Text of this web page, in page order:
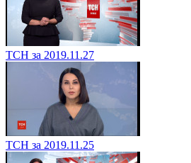
ТСН за 2019.11.27
ТСН за 2019.11.25